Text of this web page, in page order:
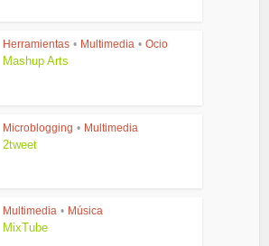
Herramientas • Multimedia • Ocio
Mashup Arts
Microblogging • Multimedia
2tweet
Multimedia • Música
MixTube